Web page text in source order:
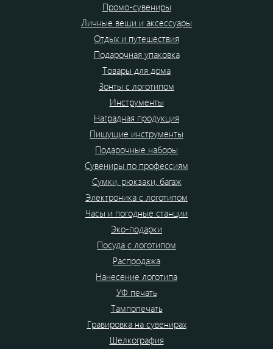
Промо-сувениры
Личные вещи и аксессуары
Отдых и путешествия
Подарочная упаковка
Товары для дома
Зонты с логотипом
Инструменты
Наградная продукция
Пишущие инструменты
Подарочные наборы
Сувениры по профессиям
Сумки, рюкзаки, багаж
Электроника с логотипом
Часы и погодные станции
Эко-подарки
Посуда с логотипом
Распродажа
Нанесение логотипа
УФ печать
Тампопечать
Гравировка на сувенирах
Шелкография